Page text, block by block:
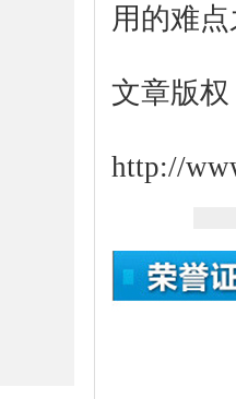
用的难
文章版权
http://